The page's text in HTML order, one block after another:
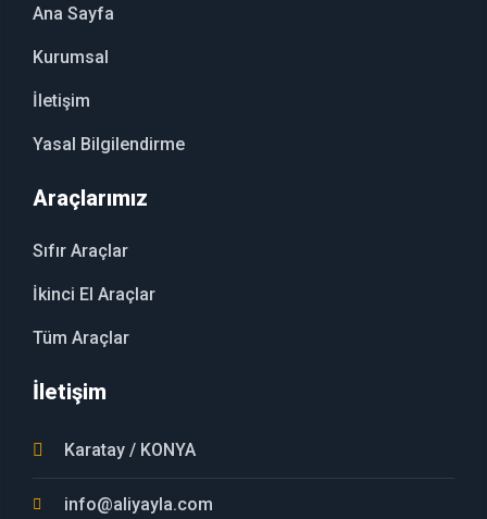
Ana Sayfa
Kurumsal
İletişim
Yasal Bilgilendirme
Araçlarımız
Sıfır Araçlar
İkinci El Araçlar
Tüm Araçlar
İletişim
Karatay / KONYA
info@aliyayla.com